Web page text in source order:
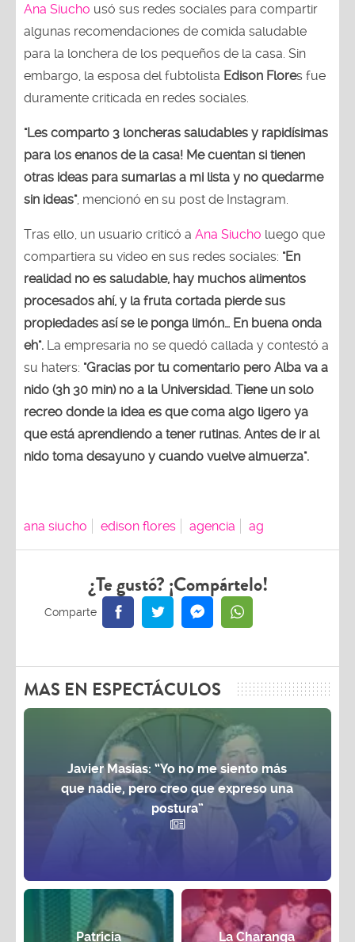
Ana Siucho usó sus redes sociales para compartir
algunas recomendaciones de comida saludable
para la lonchera de los pequeños de la casa. Sin
embargo, la esposa del fubtolista Edison Flores fue
duramente criticada en redes sociales.
"Les comparto 3 loncheras saludables y rapidísimas
para los enanos de la casa! Me cuentan si tienen
otras ideas para sumarlas a mi lista y no quedarme
sin ideas", mencionó en su post de Instagram.
Tras ello, un usuario criticó a Ana Siucho luego que
compartiera su video en sus redes sociales: "En
realidad no es saludable, hay muchos alimentos
procesados ahí, y la fruta cortada pierde sus
propiedades así se le ponga limón… En buena onda
eh". La empresaria no se quedó callada y contestó a
su haters: "Gracias por tu comentario pero Alba va a
nido (3h 30 min) no a la Universidad. Tiene un solo
recreo donde la idea es que coma algo ligero ya
que está aprendiendo a tener rutinas. Antes de ir al
nido toma desayuno y cuando vuelve almuerza".
ana siucho edison flores agencia ag
¿Te gustó? ¡Compártelo!
MAS EN ESPECTÁCULOS
Javier Masías: “Yo no me siento más
que nadie, pero creo que expreso una
postura”
Patricia La Charanga